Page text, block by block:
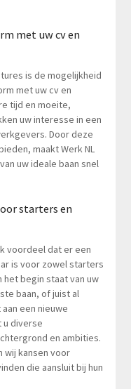
met uw cv en
is de mogelijkheid
met uw cv en
tijd en moeite,
uw interesse in een
Door deze
maakt Werk NL
uw ideale baan snel
starters en
voordeel dat er een
is voor zowel starters
het begin staat van uw
baan, of juist al
een nieuwe
u diverse
en ambities.
wij kansen voor
die aansluit bij hun